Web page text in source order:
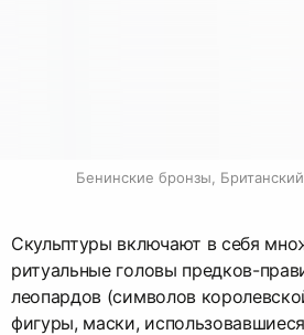
Бенинские бронзы,
Скульптуры включают в себя
ритуальные головы предков-
леопардов (символов
фигуры, маски,